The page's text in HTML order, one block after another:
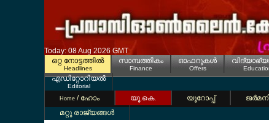
Today: 08 Aug 2026 GMT
ഒറ്റ നോട്ടത്തില്‍
Headlines
സാമ്പത്തികം
Finance
ഓഫറുകള്‍
Offers
എഡിറ്റോറിയല്‍
Editorial
Home / ഹോം യൂ.കെ. യൂറോപ്പ്
മറ്റു രാജ്യങ്ങള്‍